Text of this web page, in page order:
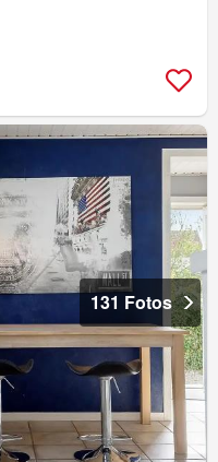
131 Fotos